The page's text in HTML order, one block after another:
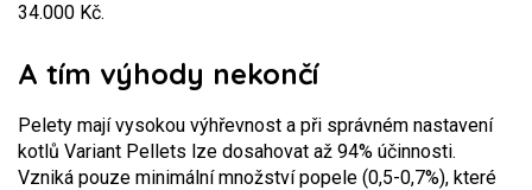
34.000 Kč.
A tím výhody nekončí
Pelety mají vysokou výhřevnost a při správném nastavení
kotlů Variant Pellets lze dosahovat až 94% účinnosti.
Vzniká pouze minimální množství popele (0,5-0,7%), které